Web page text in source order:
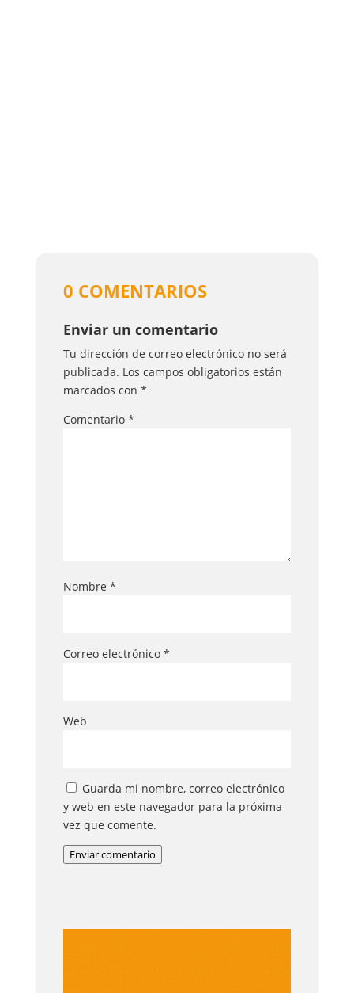
0 COMENTARIOS
Enviar un comentario
Tu dirección de correo electrónico no será
publicada. Los campos obligatorios están
marcados con *
Comentario *
Nombre *
Correo electrónico *
Web
Guarda mi nombre, correo electrónico
y web en este navegador para la próxima
vez que comente.
Enviar comentario